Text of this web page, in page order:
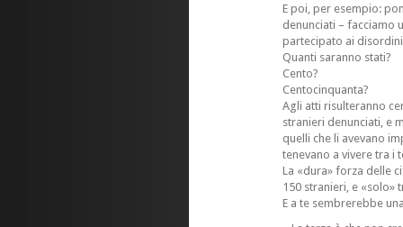
E poi, per esempio:
denunciati – facciamo
partecipato ai
Quanti saranno stati?
Cento?
Centocinquanta?
Agli atti risulteranno
stranieri denunciati, e
quelli che li avevano
tenevano a vivere tra i
La «dura» forza delle
150 stranieri, e «solo»
E a te sembrerebbe